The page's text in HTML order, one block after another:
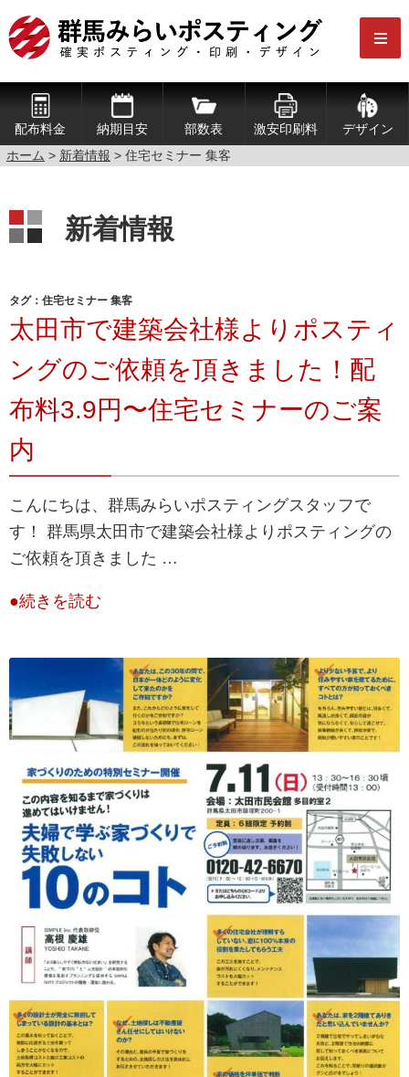
配布料金 納期目安 部数表 激安印刷料
デザイン
ホーム > 新着情報 > 住宅セミナー 集客
新着情報
タグ：住宅セミナー 集客
太田市で建築会社様よりポスティ
ングのご依頼を頂きました！配
布料3.9円〜住宅セミナーのご案
内
こんにちは、群馬みらいポスティングスタッフで
す！ 群馬県太田市で建築会社様よりポスティングの
ご依頼を頂きました …
●続きを読む